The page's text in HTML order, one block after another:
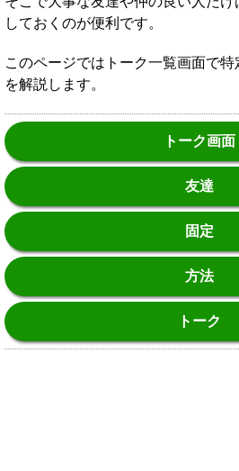
しておくのが便利です。
このページではトーク一覧画面で
を解説します。
トーク画面
友達
固定
方法
トーク